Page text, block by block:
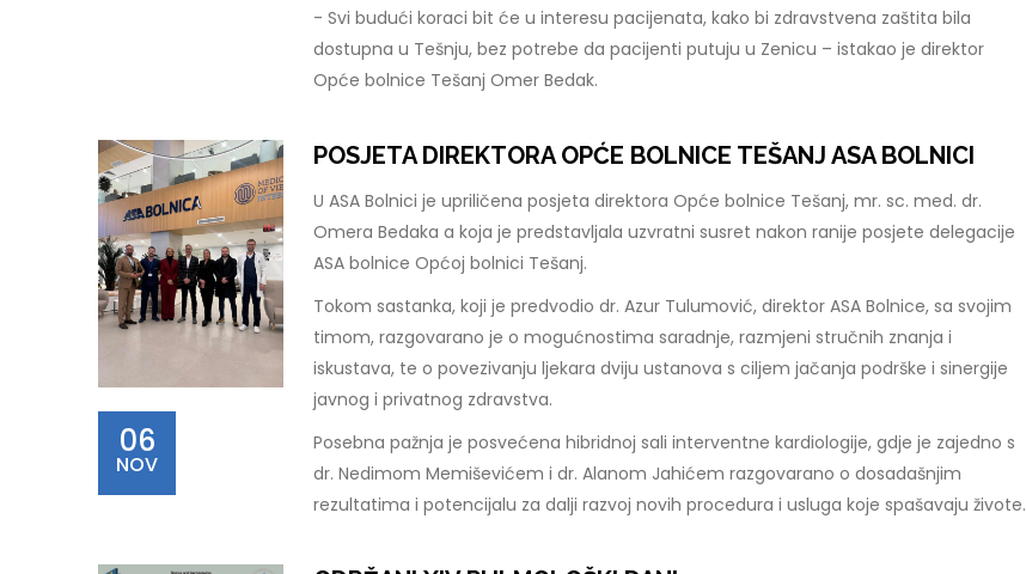
- Svi budući koraci bit će u interesu pacijenata, kako bi zdravstvena zaštita bila
dostupna u Tešnju, bez potrebe da pacijenti putuju u Zenicu – istakao je direktor
Opće bolnice Tešanj Omer Bedak.
06
NOV
POSJETA DIREKTORA OPĆE BOLNICE TEŠANJ ASA BOLNICI
U ASA Bolnici je upriličena posjeta direktora Opće bolnice Tešanj, mr. sc. med. dr.
Omera Bedaka a koja je predstavljala uzvratni susret nakon ranije posjete delegacije
ASA bolnice Općoj bolnici Tešanj.
Tokom sastanka, koji je predvodio dr. Azur Tulumović, direktor ASA Bolnice, sa svojim
timom, razgovarano je o mogućnostima saradnje, razmjeni stručnih znanja i
iskustava, te o povezivanju ljekara dviju ustanova s ciljem jačanja podrške i sinergije
javnog i privatnog zdravstva.
Posebna pažnja je posvećena hibridnoj sali interventne kardiologije, gdje je zajedno s
dr. Nedimom Memiševićem i dr. Alanom Jahićem razgovarano o dosadašnjim
rezultatima i potencijalu za dalji razvoj novih procedura i usluga koje spašavaju živote.